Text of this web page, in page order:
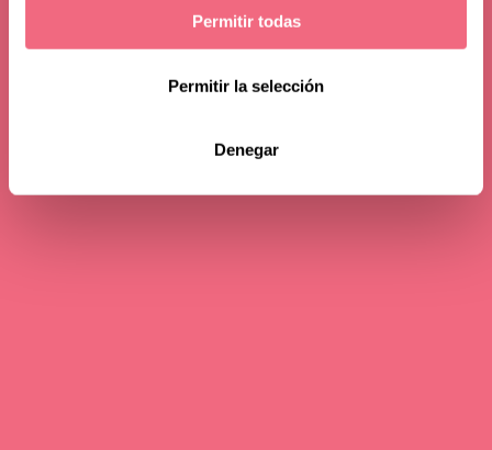
Permitir todas
Permitir la selección
Denegar